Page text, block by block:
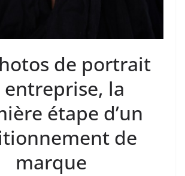
de portrait
entreprise, la
étape d’un
de
marque